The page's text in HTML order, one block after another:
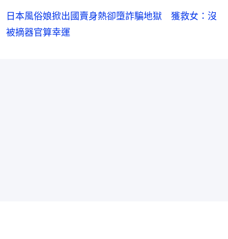
日本風俗娘掀出國賣身熱卻墮詐騙地獄 獲救女：沒
被摘器官算幸運